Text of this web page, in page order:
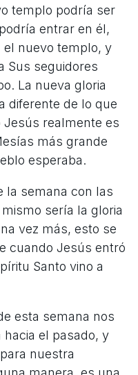
templo podría ser
entrar en él,
nuevo templo, y
Sus seguidores
La nueva gloria
diferente de lo que
realmente es
más grande
esperaba.
la semana con las
sería la gloria
vez más, esto se
cuando Jesús entró
Santo vino a
esta semana nos
el pasado, y
nuestra